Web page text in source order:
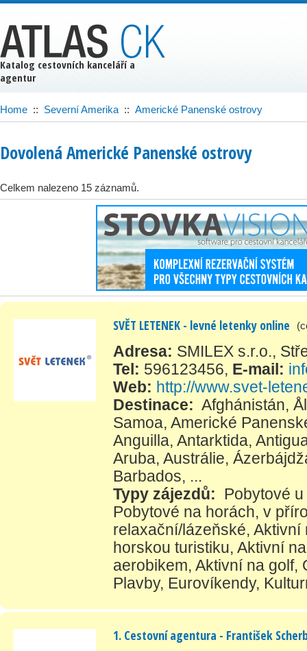
Home :: Severní Amerika :: Americké Panenské ostrovy
Dovolená Americké Panenské ostrovy
Celkem nalezeno 15 záznamů.
SVĚT LETENEK - levné letenky online
Adresa: SMILEX s.r.o.,
Tel: 596123456, E-mail:
Web: http://www.svet-
Destinace: Afghánistán,
Samoa, Americké
Anguilla, Antarktida,
Aruba, Austrálie,
Barbados, ...
Typy zájezdů:
Pobytové
Pobytové na horách, v
relaxační/lázeňské, Aktivní
horskou turistiku, Aktivní
aerobikem, Aktivní na golf,
Plavby, Eurovíkendy,
1. Cestovní agentura - František
Katalog cestovních kanceláří a
agentur